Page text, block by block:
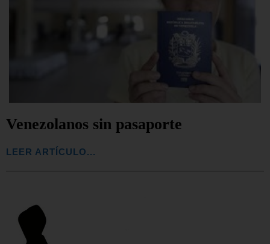
Venezolanos sin pasaporte
LEER ARTÍCULO...